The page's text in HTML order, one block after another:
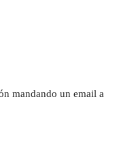
mandando un email a